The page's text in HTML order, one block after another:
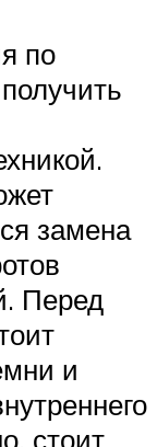
по
замена
Перед
и
стоит